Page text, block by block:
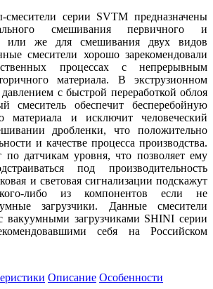
серии SVTM предназначены
смешивания первичного и
или же для смешивания двух видов
смесители хорошо зарекомендовали
процессах с непрерывным
материала. В экструзионном
с быстрой переработкой облоя
смеситель обеспечит бесперебойную
материала и исключит человеческий
дробленки, что положительно
и качестве процесса производства.
по датчикам уровня, что позволяет ему
под производительность
и световая сигнализации подскажут
либо из компонентов если не
загрузчики. Данные смесители
вакуумными загрузчиками SHINI серии
себя на Российском
Описание Особенности